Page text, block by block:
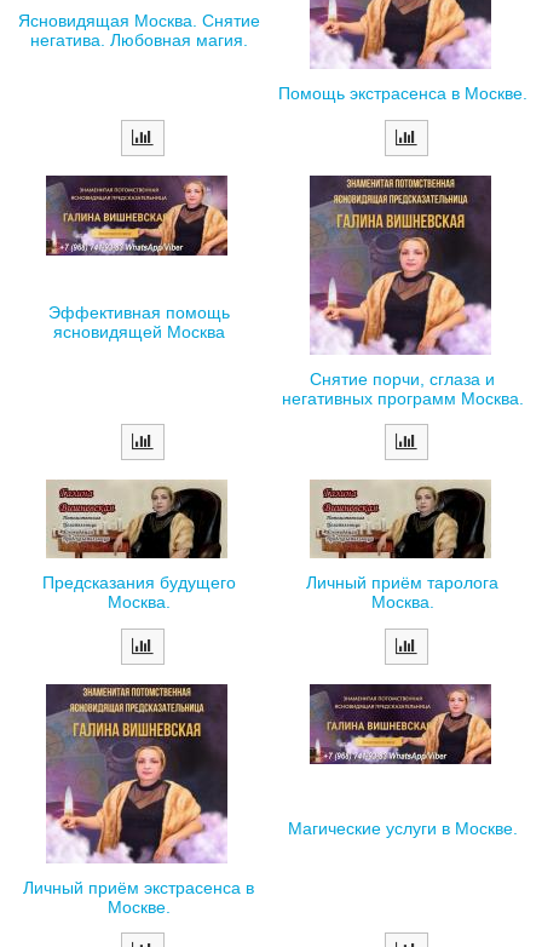
Ясновидящая Москва. Снятие
негатива. Любовная магия.
Помощь экстрасенса в Москве.
Эффективная помощь
ясновидящей Москва
Снятие порчи, сглаза и
негативных программ Москва.
Предсказания будущего
Москва.
Личный приём таролога
Москва.
Личный приём экстрасенса в
Москве.
Магические услуги в Москве.